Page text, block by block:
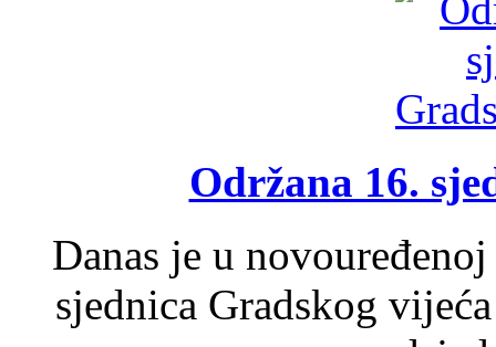
Održana 16.
Danas je u
sjednica Gradskog